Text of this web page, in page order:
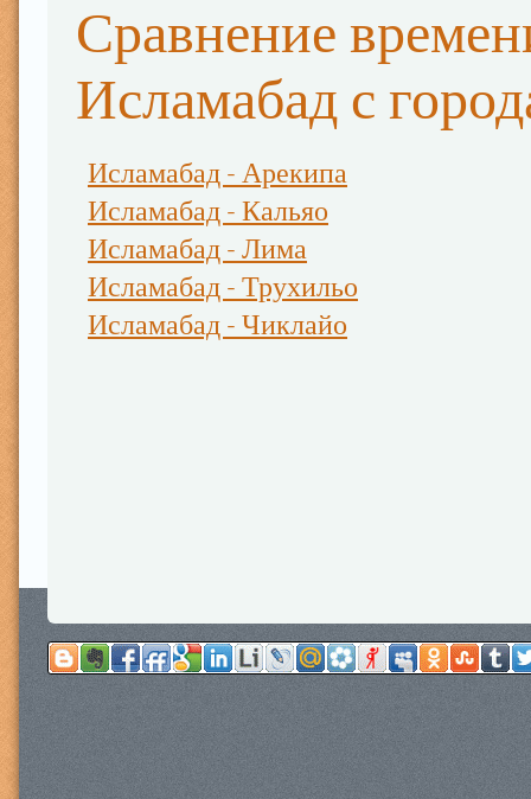
Сравнение
Исламабад с
Исламабад - Арекипа
Исламабад - Кальяо
Исламабад - Лима
Исламабад - Трухильо
Исламабад - Чиклайо